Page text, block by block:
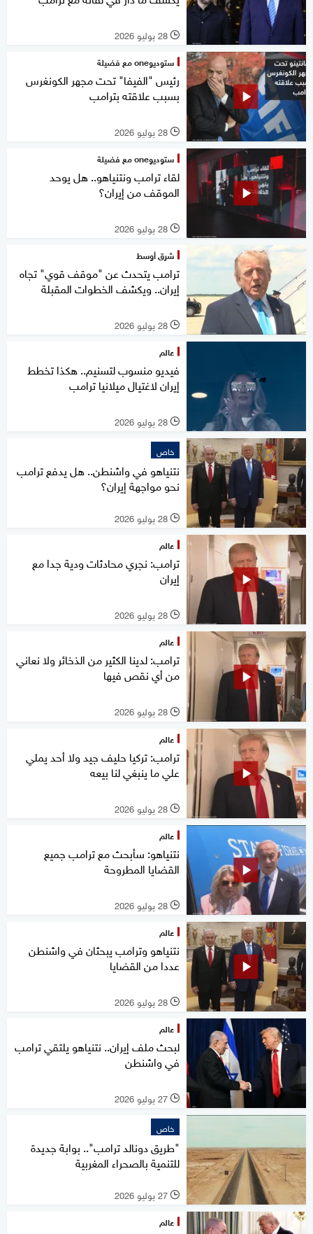
l 28 يوليو 2026
ستوديوone مع فضيلة
رئيس "الفيفا" تحت مجهر الكونغرس
بسبب علاقته بترامب
l 28 يوليو 2026
ستوديوone مع فضيلة
لقاء ترامب ونتنياهو.. هل يوحد
الموقف من إيران؟
l 28 يوليو 2026
شرق أوسط
ترامب يتحدث عن "موقف قوي" تجاه
إيران.. ويكشف الخطوات المقبلة
l 28 يوليو 2026
عالم
فيديو منسوب لتسنيم.. هكذا تخطط
إيران لاغتيال ميلانيا ترامب
l 28 يوليو 2026
خاص
نتنياهو في واشنطن.. هل يدفع ترامب
نحو مواجهة إيران؟
l 28 يوليو 2026
عالم
ترامب: نجري محادثات ودية جدا مع
إيران
l 28 يوليو 2026
عالم
ترامب: لدينا الكثير من الذخائر ولا نعاني
من أي نقص فيها
l 28 يوليو 2026
عالم
ترامب: تركيا حليف جيد ولا أحد يملي
علي ما ينبغي لنا بيعه
l 28 يوليو 2026
عالم
نتنياهو: سأبحث مع ترامب جميع
القضايا المطروحة
l 28 يوليو 2026
عالم
نتنياهو وترامب يبحثان في واشنطن
عددا من القضايا
l 28 يوليو 2026
عالم
لبحث ملف إيران.. نتنياهو يلتقي ترامب
في واشنطن
l 27 يوليو 2026
خاص
"طريق دونالد ترامب".. بوابة جديدة
للتنمية بالصحراء المغربية
l 27 يوليو 2026
عالم